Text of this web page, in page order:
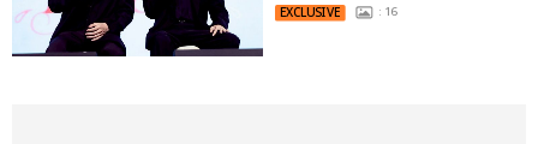
EXCLUSIVE : 16